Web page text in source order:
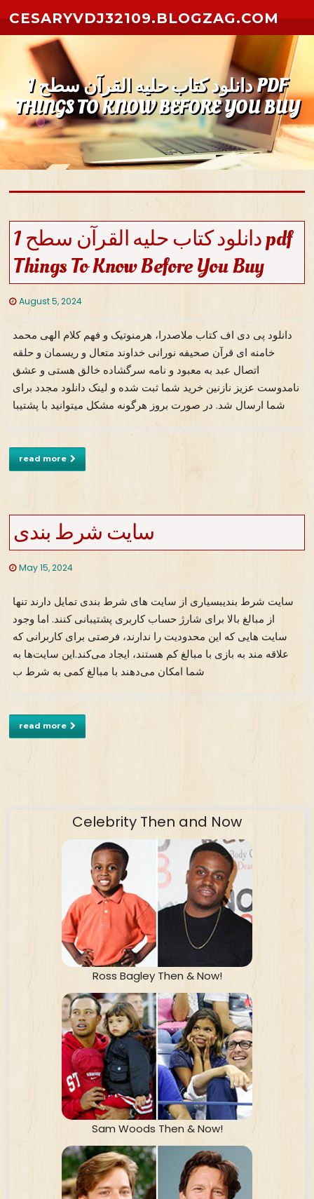
CESARYVDJ32109.BLOGZAG.COM
دانلود کتاب حلیه القرآن سطح 1 PDF
THINGS TO KNOW BEFORE YOU BUY
دانلود کتاب حلیه القرآن سطح 1 pdf
Things To Know Before You Buy
August 5, 2024
دانلود پی دی اف کتاب ملاصدرا، هرمنوتیک و فهم کلام الهی محمد
خامنه ای قرآن صحیفه نورانی خداوند متعال و ریسمان و حلقه
اتصال عبد به معبود و نامه سرگشاده خالق هستی و عشق
نامدوست عزیز نازنین خرید شما ثبت شده و لینک دانلود مجدد برای
شما ارسال شد. در صورت بروز هرگونه مشکل میتوانید با پشتیبا
read more
سایت شرط بندی
May 15, 2024
سایت شرط بندیبسیاری از سایت‌ های شرط بندی تمایل دارند تنها
از مبالغ بالا برای شارژ حساب کاربری پشتیبانی کنند. اما وجود
سایت‌ هایی که این محدودیت را ندارند، فرصتی برای کاربرانی که
علاقه‌ مند به بازی با مبالغ کم هستند، ایجاد می‌کند.این سایت‌ها به
شما امکان می‌دهند با مبالغ کمی به شرط ب
read more
Celebrity Then and Now
Ross Bagley Then & Now!
Sam Woods Then & Now!